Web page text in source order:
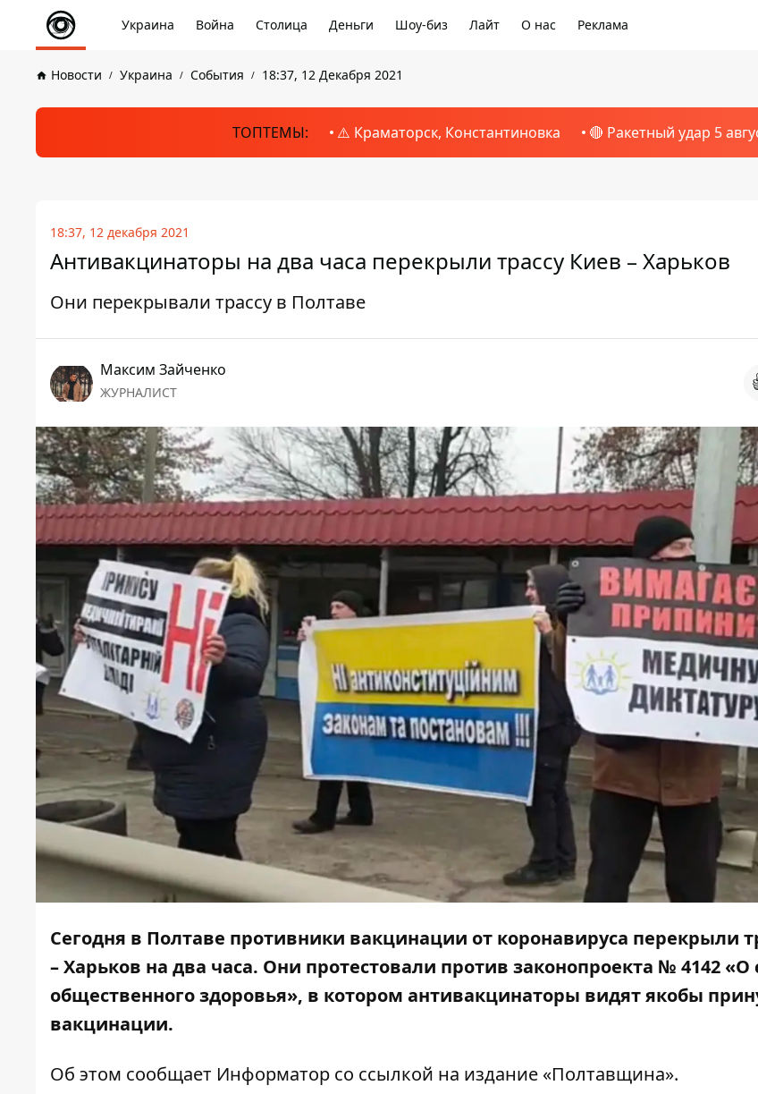
Украина Война Столица Деньги Шоу-биз Лайт О нас Реклама
Новости Украина События 18:37, 12 Декабря 2021
ТОПТЕМЫ: ⚠️ Краматорск, Константиновка 🔴 Ракетный удар 5
18:37, 12 декабря 2021
Антивакцинаторы на два часа перекрыли трассу Киев – Харьков
Они перекрывали трассу в Полтаве
Максим Зайченко
ЖУРНАЛИСТ
Сегодня в Полтаве противники вакцинации от коронавируса перекрыли
– Харьков на два часа. Они протестовали против законопроекта № 4142 «О
общественного здоровья», в котором антивакцинаторы видят якобы
вакцинации.
Об этом сообщает Информатор со ссылкой на издание «Полтавщина».